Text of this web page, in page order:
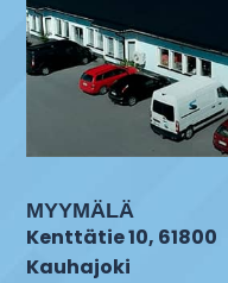
MYYMÄLÄ
Kenttätie 10, 61800
Kauhajoki